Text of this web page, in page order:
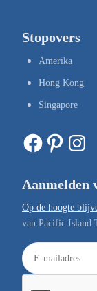
Stopovers
Amerika
Hong Kong
Singapore
Facebook Pinterest Instagram
Aanmelden
Op de hoogte
van Pacific Island
E
-